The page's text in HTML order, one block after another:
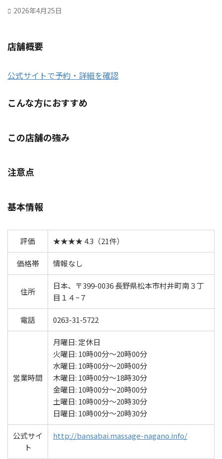
2026年4月25日
店舗概要
公式サイトで予約・詳細を確認
こんな方におすすめ
この店舗の強み
注意点
基本情報
評価 ★★★★ 4.3（21件）
価格帯 情報なし
住所
日本、〒399-0036 長野県松本市村井町南３丁
目１４−７
電話 0263-31-5722
営業時間
月曜日: 定休日
火曜日: 10時00分～20時00分
水曜日: 10時00分～20時00分
木曜日: 10時00分～18時30分
金曜日: 10時00分～20時00分
土曜日: 10時00分～20時30分
日曜日: 10時00分～20時30分
公式サイ
ト
http://bansabai.massage-nagano.info/